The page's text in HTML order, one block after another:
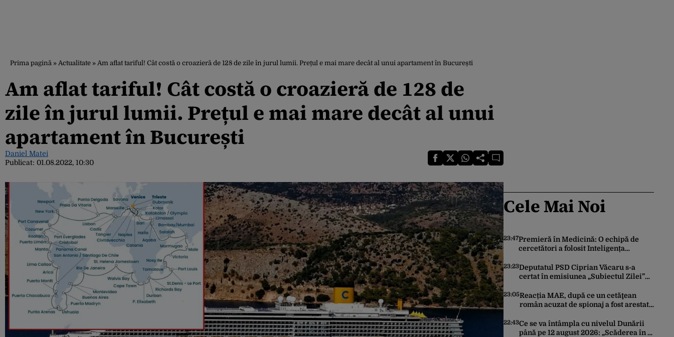
Prima pagină » Actualitate » Am aflat tariful! Cât costă o croazieră de 128 de zile în jurul lumii. Prețul e mai mare decât al unui apartament în București
Am aflat tariful! Cât costă o croazieră de 128 de
zile în jurul lumii. Prețul e mai mare decât al unui
apartament în București
Daniel Matei
Publicat: 01.08.2022, 10:30
Cele Mai Noi
23:47Premieră în Medicină: O echipă de
cercetători a folosit Inteligența
virusuri sintetice la tratarea de E.coli
23:23Deputatul PSD Ciprian Văcaru s-a
certat în emisiunea „Subiectul Zilei”
deficitul fiind motivul scandalului
23:05Reacția MAE, după ce un cetăţean
român acuzat de spionaj a fost arestat
ucrainean ca să asasineze un
producător de drone
22:43Ce se va întâmpla cu nivelul Dunării
până pe 12 august 2026: „Scăderea în 7